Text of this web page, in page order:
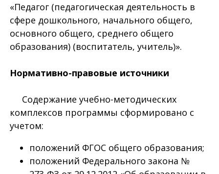
«Педагог (педагогическая деятельность в
сфере дошкольного, начального общего,
основного общего, среднего общего
образования) (воспитатель, учитель)».
Нормативно-правовые источники
Содержание учебно-методических
комплексов программы сформировано с
учетом:
положений ФГОС общего образования;
положений Федерального закона №